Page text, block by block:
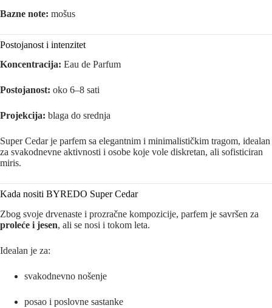
Bazne note: mošus
Postojanost i intenzitet
Koncentracija: Eau de Parfum
Postojanost: oko 6–8 sati
Projekcija: blaga do srednja
Super Cedar je parfem sa elegantnim i minimalističkim tragom, idealan
za svakodnevne aktivnosti i osobe koje vole diskretan, ali sofisticiran
miris.
Kada nositi BYREDO Super Cedar
Zbog svoje drvenaste i prozračne kompozicije, parfem je savršen za
proleće i jesen, ali se nosi i tokom leta.
Idealan je za:
svakodnevno nošenje
posao i poslovne sastanke